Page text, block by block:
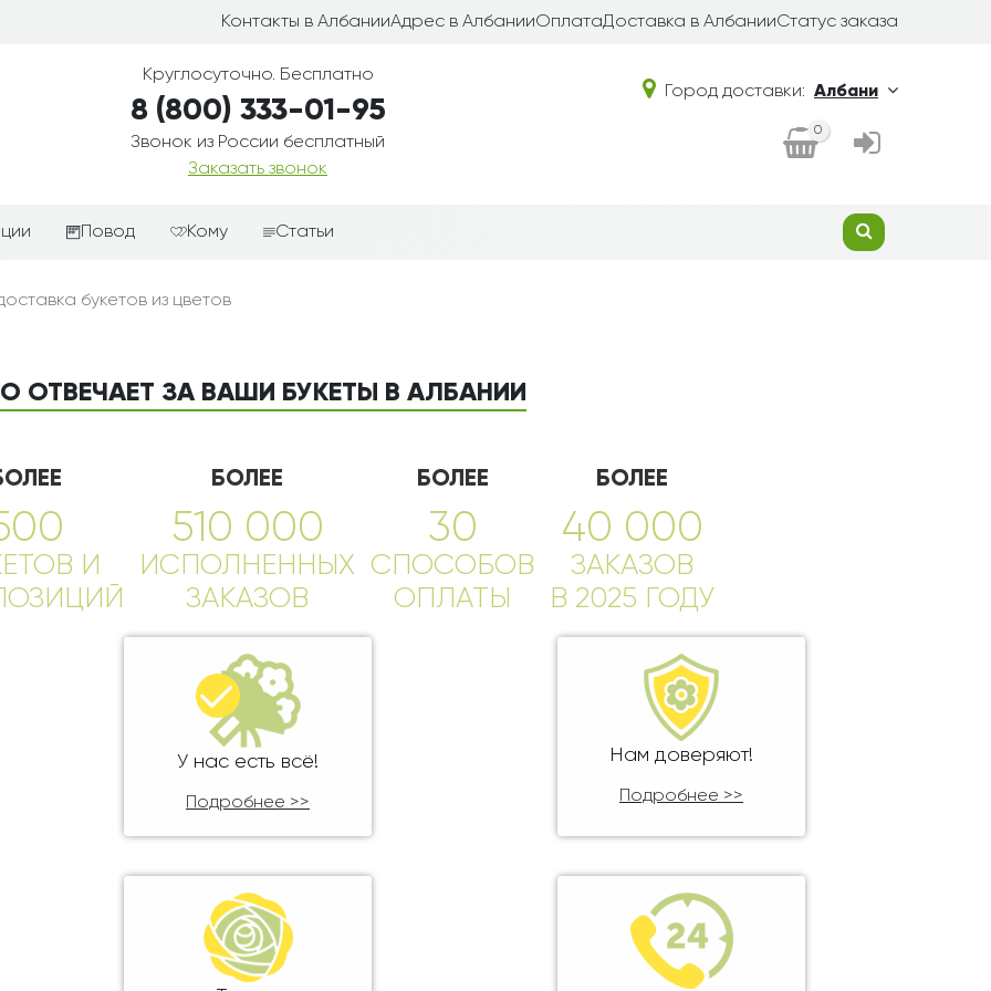
Контакты в АлбанииАдрес в АлбанииОплатаДоставка в АлбанииСтатус заказа
Круглосуточно. Бесплатно
8 (800) 333-01-95
Звонок из России бесплатный
Заказать звонок
Город доставки: Албани
0
Повод
цветам
День рождения
Свидание
Спасибо!
Юбилей
Кому
Мужчине
Подруге
Сестре
Брату
Врачу
Коллеге
Бабушке
Дедушке
Статьи
букетов из цветов
ОТВЕЧАЕТ ЗА ВАШИ БУКЕТЫ В АЛБАНИИ
И
БОЛЕЕ
510 000
ИСПОЛНЕННЫХ
ЗАКАЗОВ
БОЛЕЕ
30
СПОСОБОВ
ОПЛАТЫ
БОЛЕЕ
40 000
ЗАКАЗОВ
В 2025 ГОДУ
У нас есть всё!
Подробнее >>
Нам доверяют!
Подробнее >>